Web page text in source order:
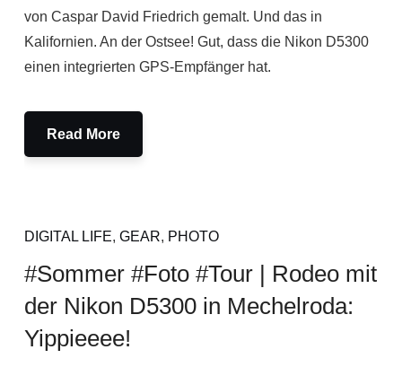
von Caspar David Friedrich gemalt. Und das in
Kalifornien. An der Ostsee! Gut, dass die Nikon D5300
einen integrierten GPS-Empfänger hat.
Read More
DIGITAL LIFE, GEAR, PHOTO
#Sommer #Foto #Tour | Rodeo mit
der Nikon D5300 in Mechelroda:
Yippieeee!